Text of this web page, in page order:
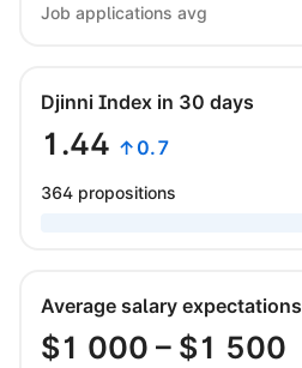
Job applications avg
Djinni Index in 30 days
1.44 ↑0.7
364 propositions
Average salary expectations
$1 000 – $1 500